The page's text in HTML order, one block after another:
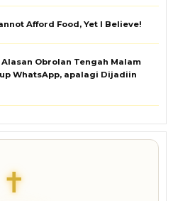
Afford Food, Yet I Believe!
Obrolan Tengah Malam
WhatsApp, apalagi Dijadiin
✝